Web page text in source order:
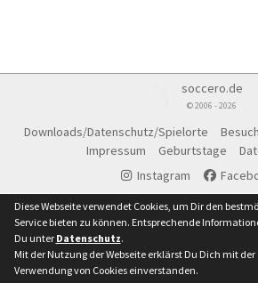
soccero.de
© 2006 - 2026
Downloads/Datenschutz/Spielorte
Impressum
Geburtstage
Instagram
Diese Webseite verwendet Cookies, um Dir den
Service bieten zu können. Entsprechende
Du unter Datenschutz.
Mit der Nutzung der Webseite erklärst Du Dich mit der
Verwendung von Cookies einverstanden.